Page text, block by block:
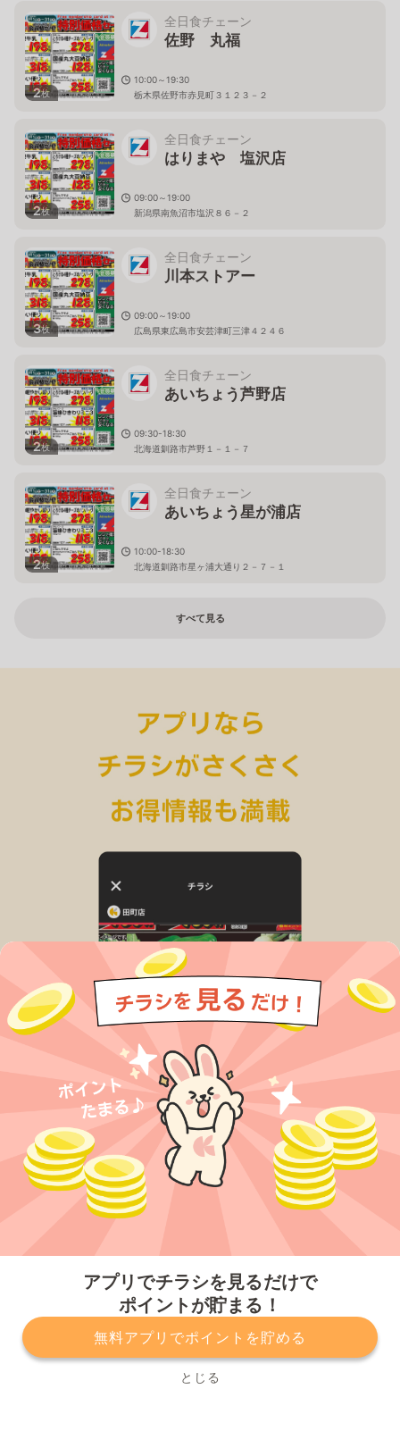
アプリでチラシを見るだけで
ポイントが貯まる！
無料アプリでポイントを貯める
とじる
2枚
全日食チェーン
佐野 丸福
10:00～19:30
栃木県佐野市赤見町３１２３－２
2枚
全日食チェーン
はりまや 塩沢店
09:00～19:00
新潟県南魚沼市塩沢８６－２
3枚
全日食チェーン
川本ストアー
09:00～19:00
広島県東広島市安芸津町三津４２４６
2枚
全日食チェーン
あいちょう芦野店
09:30-18:30
北海道釧路市芦野１－１－７
2枚
全日食チェーン
あいちょう星が浦店
10:00-18:30
北海道釧路市星ヶ浦大通り２－７－１
すべて見る
プライバシーポリシー 利用規約
運営会社
サービスに関してのお問い合わせ